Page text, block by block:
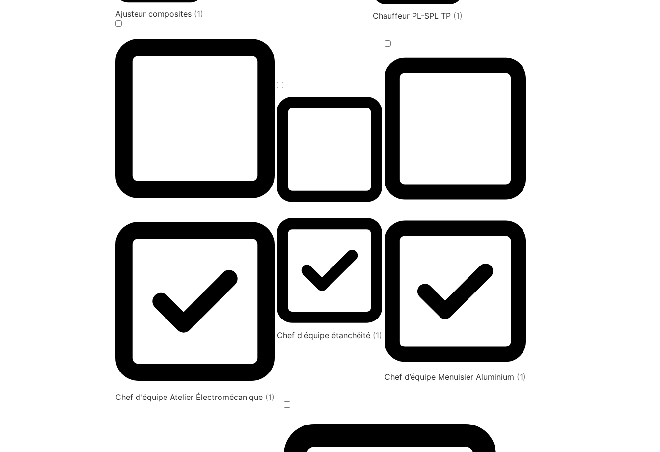
Ajusteur composites (1) Chauffeur PL-SPL TP (1)
Chef d'équipe Atelier Électromécanique (1)
Chef d'équipe étanchéité (1)
Chef d’équipe Menuisier Aluminium (1)